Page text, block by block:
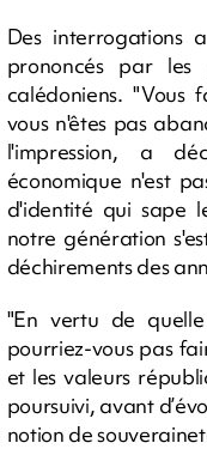
Des interrogations
prononcés par les
calédoniens.
vous n'êtes pas
l'impression, a
économique n'est
d'identité qui sape
notre génération
déchirements des
"En vertu de
pourriez-vous pas
et les valeurs
poursuivi, avant
notion de